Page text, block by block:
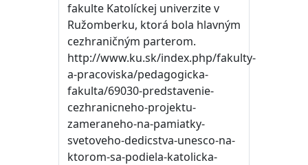
fakulte Katolíckej univerzite v
Ružomberku, ktorá bola hlavným
cezhraničným parterom.
http://www.ku.sk/index.php/fakulty-
a-pracoviska/pedagogicka-
fakulta/69030-predstavenie-
cezhranicneho-projektu-
zameraneho-na-pamiatky-
svetoveho-dedicstva-unesco-na-
ktorom-sa-podiela-katolicka-